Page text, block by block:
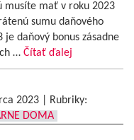
musíte mať v roku 2023
sumu daňového
je daňový bonus zásadne
… Čítať ďalej
2023
Rubriky:
DOMA